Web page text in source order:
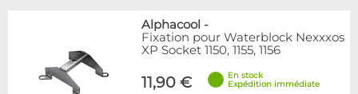
Alphacool -
Fixation pour Waterblock Nexxxos
XP Socket 1150, 1155, 1156
11,90 €
En stock
Expédition immédiate